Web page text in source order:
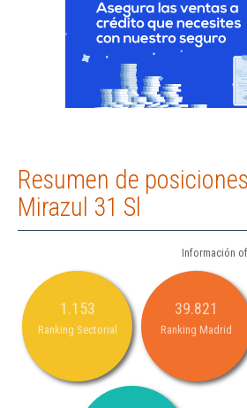
Resumen de
Mirazul 31 Sl
Información
1.153
Ranking Sectorial
39.821
Ranking Madrid